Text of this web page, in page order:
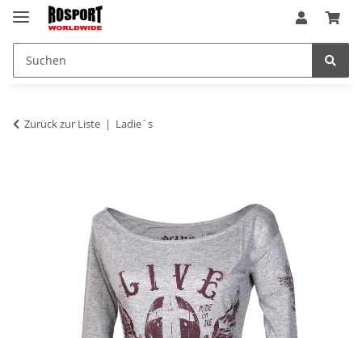
Zurück zur Liste Ladie´s